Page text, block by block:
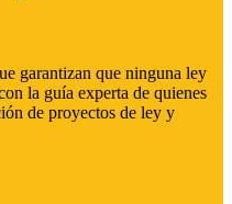
garantizan que ninguna ley
la guía experta de quienes
de proyectos de ley y